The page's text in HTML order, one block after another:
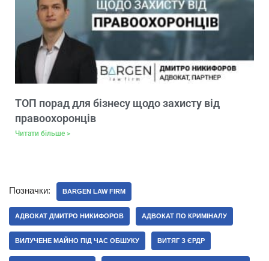
ТОП порад для бізнесу щодо захисту від
правоохоронців
Читати більше >
Позначки: BARGEN LAW FIRM
АДВОКАТ ДМИТРО НИКИФОРОВ АДВОКАТ ПО КРИМІНАЛУ
ВИЛУЧЕНЕ МАЙНО ПІД ЧАС ОБШУКУ ВИТЯГ З ЄРДР